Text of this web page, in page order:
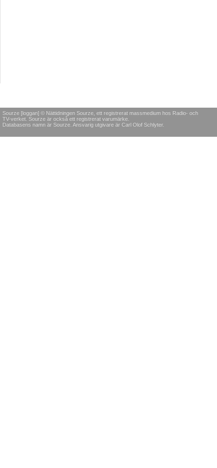
Sourze [loggan] © Nättidningen Sourze, ett registrerat massmedium hos Radio- och
TV-verket. Sourze är också ett registrerat varumärke.
Databasens namn är Sourze. Ansvarig utgivare är Carl Olof Schlyter.